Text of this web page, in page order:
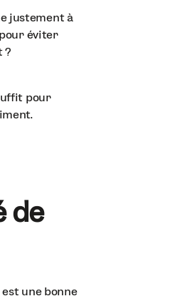
justement à
éviter
?
pour
de
une bonne